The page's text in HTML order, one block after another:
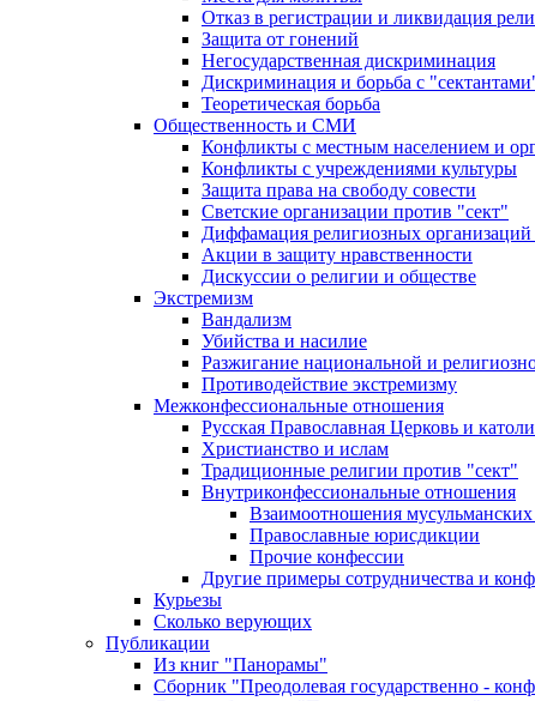
Отказ в регистрации и ликвидация
Защита от гонений
Негосударственная дискриминация
Дискриминация и борьба с
Теоретическая борьба
Общественность и СМИ
Конфликты с местным населением и
Конфликты с учреждениями культуры
Защита права на свободу совести
Светские организации против "сект"
Диффамация религиозных
Акции в защиту нравственности
Дискуссии о религии и обществе
Экстремизм
Вандализм
Убийства и насилие
Разжигание национальной и
Противодействие экстремизму
Межконфессиональные отношения
Русская Православная Церковь и
Христианство и ислам
Традиционные религии против "сект"
Внутриконфессиональные отношения
Взаимоотношения мусульманских
Православные юрисдикции
Прочие конфессии
Другие примеры сотрудничества и
Курьезы
Сколько верующих
Публикации
Из книг "Панорамы"
Сборник "Преодолевая государственно -